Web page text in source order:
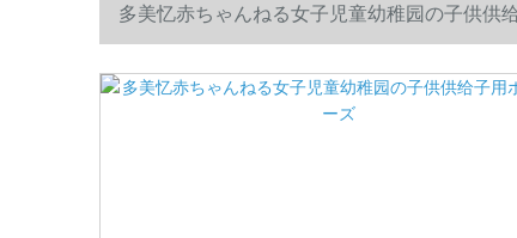
多美忆赤ちゃんねる女子児童幼稚园の子供供